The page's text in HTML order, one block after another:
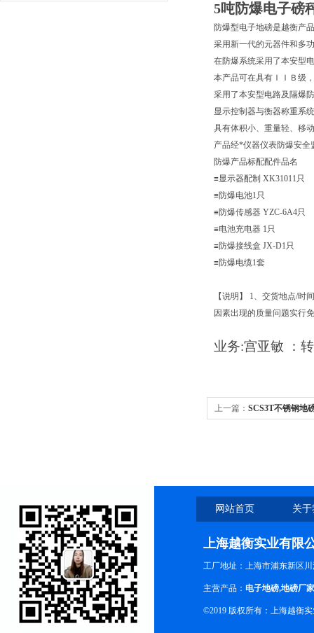
5吨防爆电子磅
防爆型电子地磅是越衡产
采用新一代的元器件和多
在防爆系统采用了本安型
本产品可在具有ＩＩＢ级
采用了本安型电路及隔爆
显示控制器与衡器称重系
具有体积小、重量轻、移
产品经*仪器仪表防爆安全
防爆产品标配配件品名
≡显示器配制 XK31011只
≡防爆电池1只
≡防爆传感器 YZC-6A4只
≡电池充电器 1只
≡防爆接线盒 JX-D1只
≡防爆电缆1套
【说明】 1、交货地点/时
因素出现的质量问题实行
业务:宫亚敏 ：
上一篇： SCS3T不锈钢地
网站首页 关
上海越衡实业有限
工厂地址：上海市浦东新区川
主营产品： 电子地磅,地磅厂家
©2019 版权所有：上海越衡